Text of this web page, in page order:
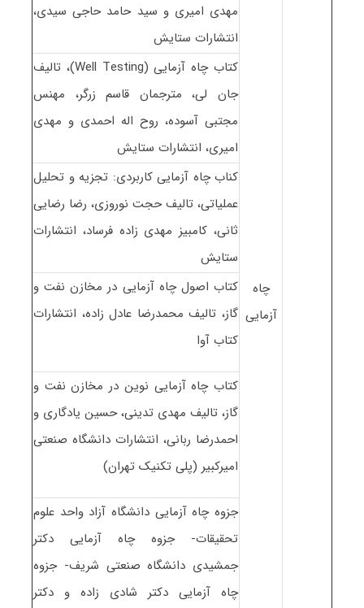
چاه
آزمایی
مهدی امیری و سید حامد حاجی سیدی،
انتشارات ستایش
کتاب چاه آزمایی (Well Testing)، تالیف
جان لی، مترجمان قاسم زرگر، مهنس
مجتبی آسوده، روح اله احمدی و مهدی
امیری، انتشارات ستایش
کناب چاه آزمایی کاربردی: تجزیه و تحلیل
عملیاتی، تالیف حجت نوروزی، رضا رضایی
ثانی، کامبیز مهدی زاده فرساد، انتشارات
ستایش
کتاب اصول چاه آزمایی در مخازن نفت و
گاز، تالیف محمدرضا عادل زاده، انتشارات
کتاب آوا
کتاب چاه آزمایی نوین در مخازن نفت و
گاز، تالیف مهدی تدینی، حسین یادگاری و
احمدرضا ربانی، انتشارات دانشگاه صنعتی
امیرکبیر (پلی تکنیک تهران)
جزوه چاه آزمایی دانشگاه آزاد واحد علوم
تحقیقات- جزوه چاه آزمایی دکتر
جمشیدی دانشگاه صنعتی شریف- جزوه
چاه آزمایی دکتر شادی زاده و دکتر